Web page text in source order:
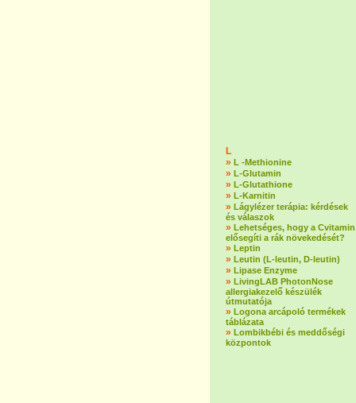
L
» L -Methionine
» L-Glutamin
» L-Glutathione
» L-Karnitin
» Lágylézer terápia: kérdések
és válaszok
» Lehetséges, hogy a Cvitamin
elősegíti a rák növekedését?
» Leptin
» Leutin (L-leutin, D-leutin)
» Lipase Enzyme
» LivingLAB PhotonNose
allergiakezelő készülék
útmutatója
» Logona arcápoló termékek
táblázata
» Lombikbébi és meddőségi
központok